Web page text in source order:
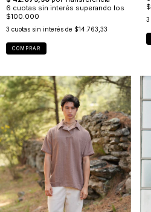
3 cuotas sin interés de $14.763,33
COMPRAR
3